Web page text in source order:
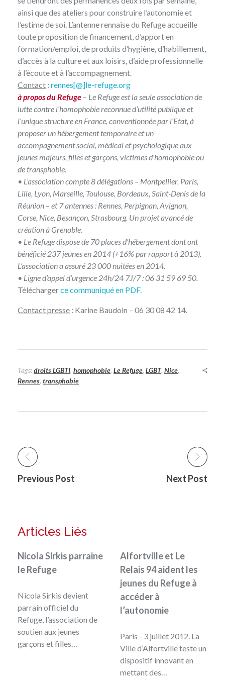
ainsi que des ateliers pour construire l’autonomie et
l’estime de soi. L’antenne rennaise du Refuge accueille
toute proposition de financement, d’apport en
formation/emploi, de produits d’hygiène, d’habillement,
d’accès à la culture et aux loisirs, d’aide professionnelle
à l’écoute et à l’accompagnement.
Contact : rennes[@]le-refuge.org
à propos du Refuge – Le Refuge est la seule association de
lutte contre l’homophobie reconnue d’utilité publique et
l’unique structure en France, conventionnée par l’Etat, à
proposer un hébergement temporaire et un
accompagnement social, médical et psychologique aux
jeunes majeurs, filles et garçons, victimes d’homophobie ou
de transphobie.
• L’association compte 8 délégations – Montpellier, Paris,
Lille, Lyon, Marseille, Toulouse, Bordeaux, Saint-Denis de la
Réunion – et 7 antennes : Rennes, Perpignan, Avignon,
Corse, Nice, Besançon, Strasbourg. Un projet avancé de
création à Grenoble.
• Le Refuge dispose de 70 places d’hébergement dont ont
bénéficié 237 jeunes en 2014 (+16% par rapport à 2013).
L’association a assuré 23 000 nuitées en 2014.
• Ligne d’appel d’urgence 24h/24 7J/7 : 06 31 59 69 50.
Téléchargerce communiqué en PDF.
Contact presse : Karine Baudoin – 06 30 08 42 14.
Tags:droits LGBTI, homophobie, Le Refuge, LGBT, Nice,
Rennes, transphobie
Previous Post Next Post
Articles Liés
Nicola Sirkis parraine
le Refuge
Nicola Sirkis devient
parrain officiel du
Refuge, l’association de
soutien aux jeunes
garçons et filles…
Alfortville et Le
Relais 94 aident les
jeunes du Refuge à
accéder à
l’autonomie
Paris - 3 juillet 2012. La
Ville d’Alfortville teste un
dispositif innovant en
mettant des…